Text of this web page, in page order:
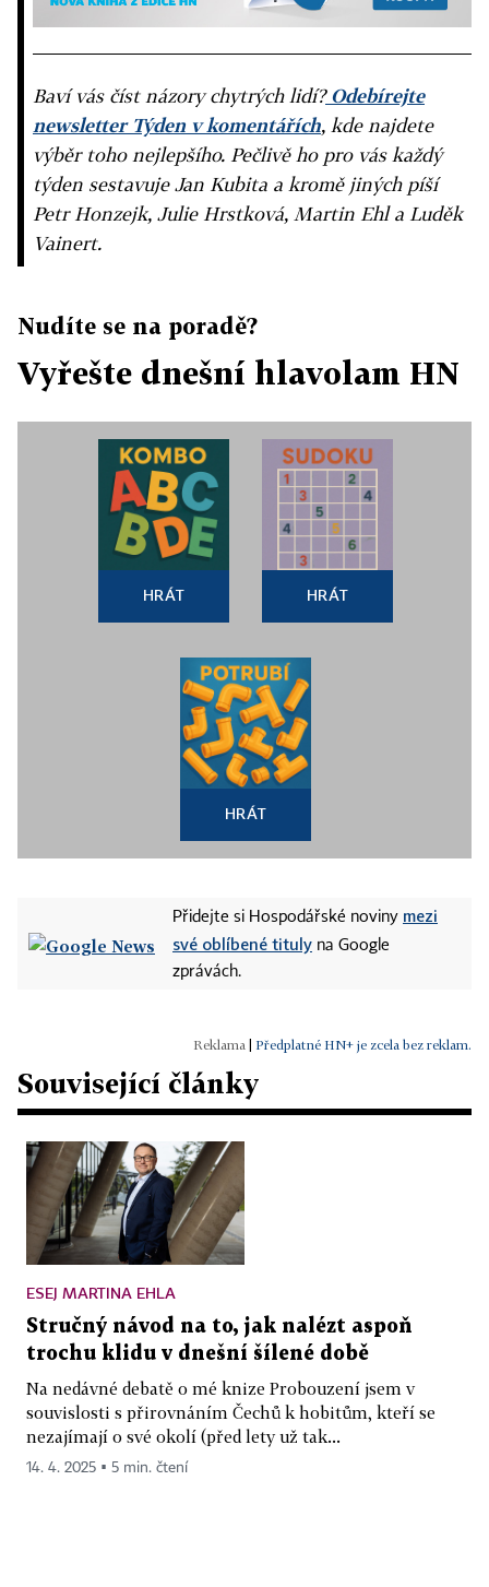
Baví vás číst názory chytrých lidí?Odebírejte
newsletter Týden v komentářích, kde najdete
výběr toho nejlepšího. Pečlivě ho pro vás každý
týden sestavuje Jan Kubita a kromě jiných píší
Petr Honzejk, Julie Hrstková, Martin Ehl a Luděk
Vainert.
Nudíte se na poradě?
Vyřešte dnešní hlavolam HN
HRÁT HRÁT
HRÁT
Přidejte si Hospodářské noviny mezi
své oblíbené tituly na Google
zprávách.
Předplatné HN+ je zcela bez reklam.
Související články
ESEJ MARTINA EHLA
Stručný návod na to, jak nalézt aspoň
trochu klidu v dnešní šílené době
Na nedávné debatě o mé knize Probouzení jsem v
souvislosti s přirovnáním Čechů k hobitům, kteří se
nezajímají o své okolí (před lety už tak...
14. 4. 2025 ▪ 5 min. čtení